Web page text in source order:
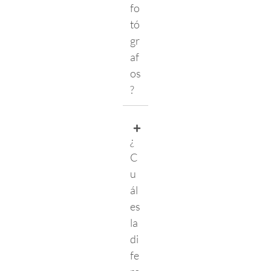
fo
tó
gr
af
os
?
¿
C
u
ál
es
la
di
fe